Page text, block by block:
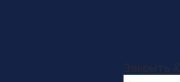
Закрыть X